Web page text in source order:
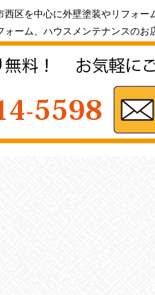
西区を中心に外壁塗装やリフォー
ーム、ハウスメンテナンスの